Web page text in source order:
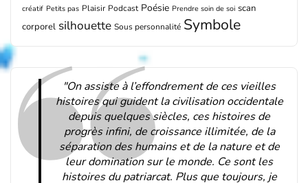
créatif Petits pas Plaisir Podcast Poésie Prendre soin de soi scan
corporel silhouette Sous personnalité Symbole
"On assiste à l’effondrement de ces vieilles
histoires qui guident la civilisation occidentale
depuis quelques siècles, ces histoires de
progrès infini, de croissance illimitée, de la
séparation des humains et de la nature et de
leur domination sur le monde. Ce sont les
histoires du patriarcat. Plus que toujours, je